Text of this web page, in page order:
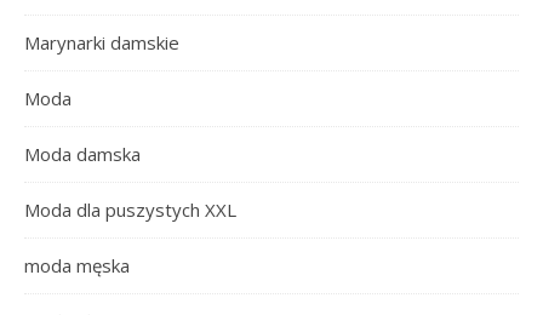
Marynarki damskie
Moda
Moda damska
Moda dla puszystych XXL
moda męska